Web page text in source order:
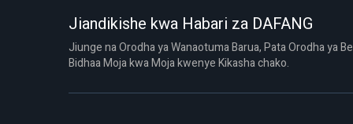
Jiandikishe kwa Habari za DAFANG
Jiunge na Orodha ya Wanaotuma Barua, Pata Orodha ya
Bidhaa Moja kwa Moja kwenye Kikasha chako.